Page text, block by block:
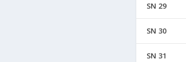
SN 29
SN 30
SN 31